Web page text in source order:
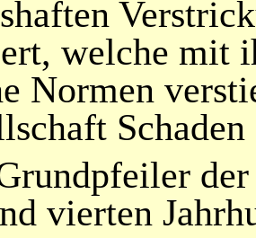
welche mit
Normen
vierten